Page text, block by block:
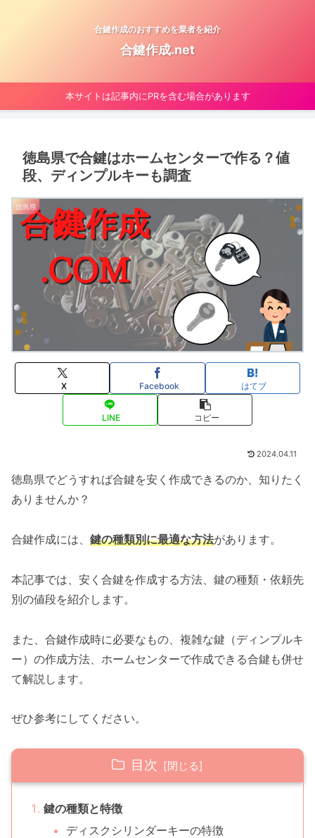
合鍵作成のおすすめを業者を紹介
合鍵作成.net
本サイトは記事内にPRを含む場合があります
徳島県で合鍵はホームセンターで作る？値
段、ディンプルキーも調査
徳島県
X Facebook はてブ
LINE コピー
2024.04.11
徳島県でどうすれば合鍵を安く作成できるのか、知りたく
ありませんか？
合鍵作成には、 鍵の種類別に最適な方法があります。
本記事では、安く合鍵を作成する方法、鍵の種類・依頼先
別の値段を紹介します。
また、合鍵作成時に必要なもの、複雑な鍵（ディンプルキ
ー）の作成方法、ホームセンターで作成できる合鍵も併せ
て解説します。
ぜひ参考にしてください。
目次
鍵の種類と特徴
ディスクシリンダーキーの特徴